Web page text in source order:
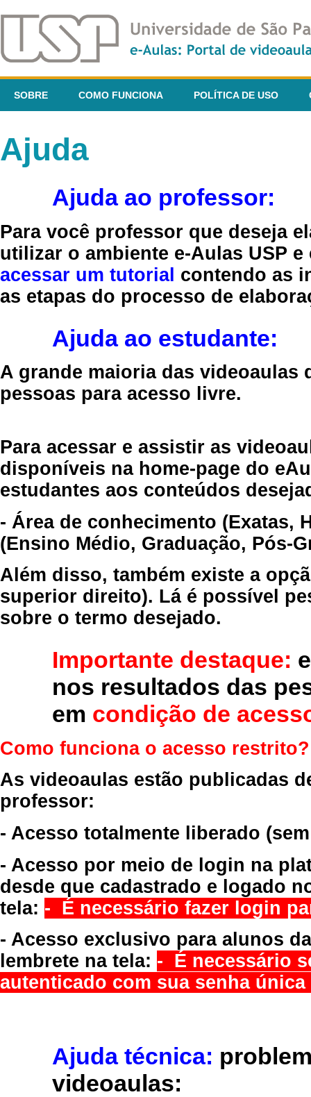
SOBRE COMO FUNCIONA POLÍTICA DE USO
Ajuda
Ajuda ao professor:
Para você professor que deseja
utilizar o ambiente e-Aulas USP
acessar um tutorial contendo as
as etapas do processo de
Ajuda ao estudante:
A grande maioria das videoaulas
pessoas para acesso livre.
Para acessar e assistir as
disponíveis na home-page do
estudantes aos conteúdos
- Área de conhecimento (Exatas,
(Ensino Médio, Graduação, Pós-
Além disso, também existe a
superior direito). Lá é possível
sobre o termo desejado.
Importante destaque:
nos resultados das
em condição de
Como funciona o acesso restrito?
As videoaulas estão publicadas
professor:
- Acesso totalmente liberado
- Acesso por meio de login na
desde que cadastrado e logado
tela: - É necessário fazer login
- Acesso exclusivo para alunos
lembrete na tela: - É necessário
autenticado com sua senha
Ajuda técnica:
videoaulas: